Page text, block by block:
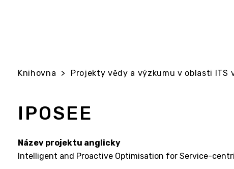
Knihovna > Projekty vědy a výzkumu v oblasti ITS
IPOSEE
Název projektu anglicky
Intelligent and Proactive Optimisation for Service-